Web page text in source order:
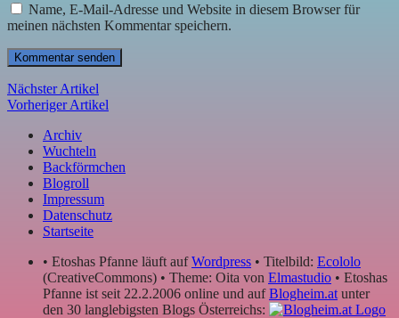
Name, E-Mail-Adresse und Website in diesem Browser für
meinen nächsten Kommentar speichern.
Nächster Artikel
Vorheriger Artikel
Archiv
Wuchteln
Backförmchen
Blogroll
Impressum
Datenschutz
Startseite
• Etoshas Pfanne läuft aufWordpress • Titelbild: Ecololo
(CreativeCommons) • Theme: Oita von Elmastudio • Etoshas
Pfanne ist seit 22.2.2006 online und aufBlogheim.at unter
den 30 langlebigsten Blogs Österreichs: